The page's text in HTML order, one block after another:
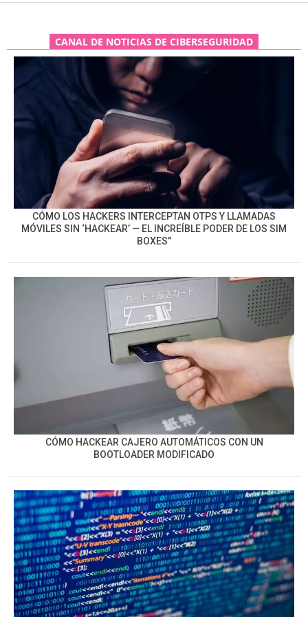
CANAL DE NOTICIAS DE CIBERSEGURIDAD
CÓMO LOS HACKERS INTERCEPTAN OTPS Y LLAMADAS
MÓVILES SIN ‘HACKEAR’ — EL INCREÍBLE PODER DE LOS SIM
BOXES”
CÓMO HACKEAR CAJERO AUTOMÁTICOS CON UN
BOOTLOADER MODIFICADO